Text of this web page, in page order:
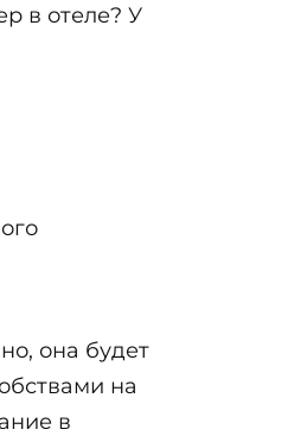
в отеле? У
она будет
на
в